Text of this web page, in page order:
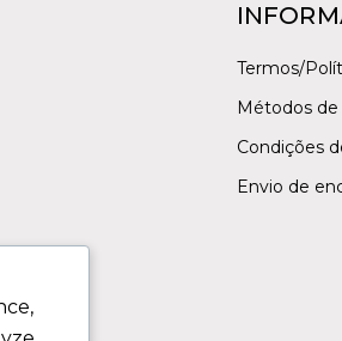
Termos/
Métodos
Condições
Envio de